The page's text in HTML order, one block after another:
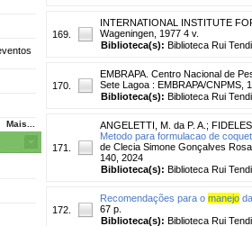
Mais...
169.
INTERNATIONAL INSTITUTE
Wageningen, 1977 4 v.
Biblioteca(s): Biblioteca Rui
170.
EMBRAPA. Centro Nacional de
Sete Lagoa : EMBRAPA/CNPMS,
Biblioteca(s): Biblioteca Rui
171.
ANGELETTI, M. da P. A. ;
Metodo para formulacao de
de Clecia Simone Gonçalves
140, 2024
Biblioteca(s): Biblioteca Rui
172.
Recomendações para o manejo
67 p.
Biblioteca(s): Biblioteca Rui